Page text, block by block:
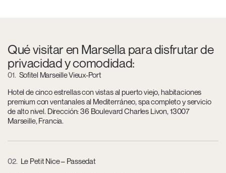
Qué visitar en Marsella para disfrutar de
privacidad y comodidad:
01 Sofitel Marseille Vieux-Port
Hotel de cinco estrellas con vistas al puerto viejo, habitaciones
premium con ventanales al Mediterráneo, spa completo y servicio
de alto nivel. Dirección: 36 Boulevard Charles Livon, 13007
Marseille, Francia.
02 Le Petit Nice – Passedat